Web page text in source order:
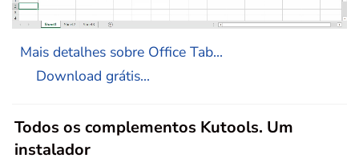
Mais detalhes sobre Office Tab...
Download grátis...
Todos os complementos Kutools. Um
instalador